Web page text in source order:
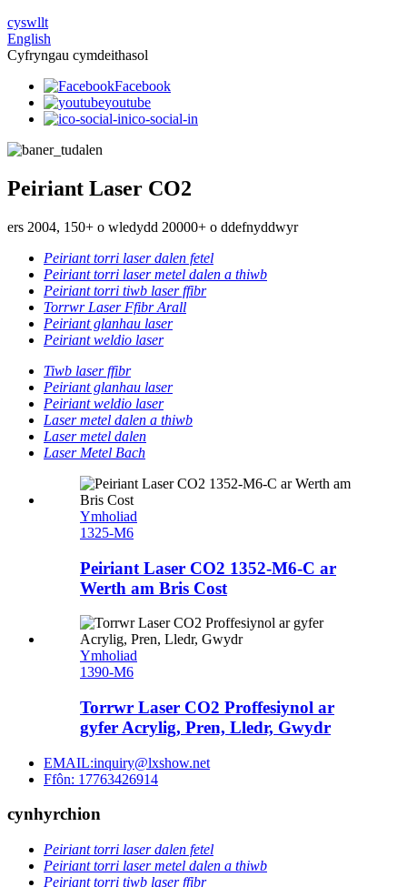
cyswllt
English
Cyfryngau cymdeithasol
Facebook
youtube
ico-social-in
Peiriant Laser CO2
ers 2004, 150+ o wledydd 20000+ o ddefnyddwyr
Peiriant torri laser dalen fetel
Peiriant torri laser metel dalen a thiwb
Peiriant torri tiwb laser ffibr
Torrwr Laser Ffibr Arall
Peiriant glanhau laser
Peiriant weldio laser
Tiwb laser ffibr
Peiriant glanhau laser
Peiriant weldio laser
Laser metel dalen a thiwb
Laser metel dalen
Laser Metel Bach
Ymholiad
1325-M6
Peiriant Laser CO2 1352-M6-C ar
Werth am Bris Cost
Ymholiad
1390-M6
Torrwr Laser CO2 Proffesiynol ar
gyfer Acrylig, Pren, Lledr, Gwydr
EMAIL:inquiry@lxshow.net
Ffôn: 17763426914
cynhyrchion
Peiriant torri laser dalen fetel
Peiriant torri laser metel dalen a thiwb
Peiriant torri tiwb laser ffibr